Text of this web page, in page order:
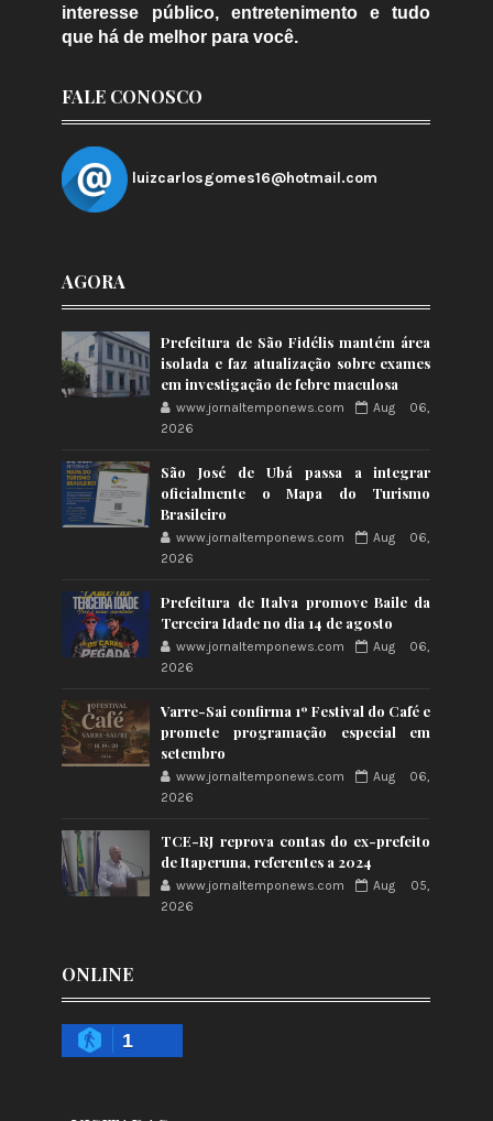
interesse público, entretenimento e tudo
que há de melhor para você.
FALE CONOSCO
luizcarlosgomes16@hotmail.com
AGORA
Prefeitura de São Fidélis mantém área
isolada e faz atualização sobre exames
em investigação de febre maculosa
www.jornaltemponews.com
Aug 06,
2026
São José de Ubá passa a integrar
oficialmente o Mapa do Turismo
Brasileiro
www.jornaltemponews.com
Aug 06,
2026
Prefeitura de Italva promove Baile da
Terceira Idade no dia 14 de agosto
www.jornaltemponews.com
Aug 06,
2026
Varre-Sai confirma 1º Festival do Café e
promete programação especial em
setembro
www.jornaltemponews.com
Aug 06,
2026
TCE-RJ reprova contas do ex-prefeito
de Itaperuna, referentes a 2024
www.jornaltemponews.com
Aug 05,
2026
ONLINE
1